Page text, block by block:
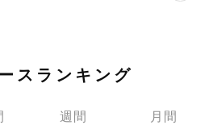
スランキング
週間 月間